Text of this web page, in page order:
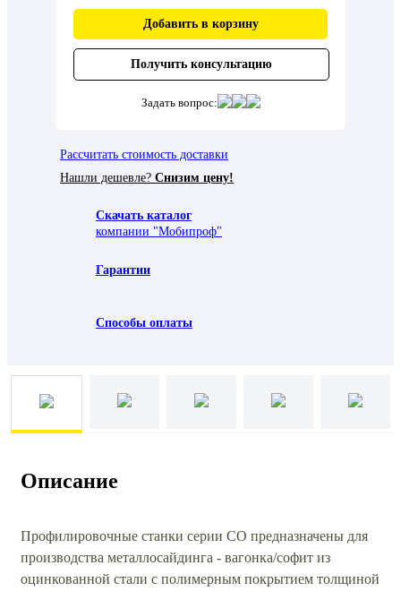
Добавить в корзину
Получить консультацию
Задать вопрос:
Рассчитать стоимость доставки
Нашли дешевле? Снизим цену!
Скачать каталог
компании "Мобипроф"
Гарантии
Способы оплаты
Описание
Профилировочные станки серии СО предназначены для
производства металлосайдинга - вагонка/софит из
оцинкованной стали с полимерным покрытием толщиной